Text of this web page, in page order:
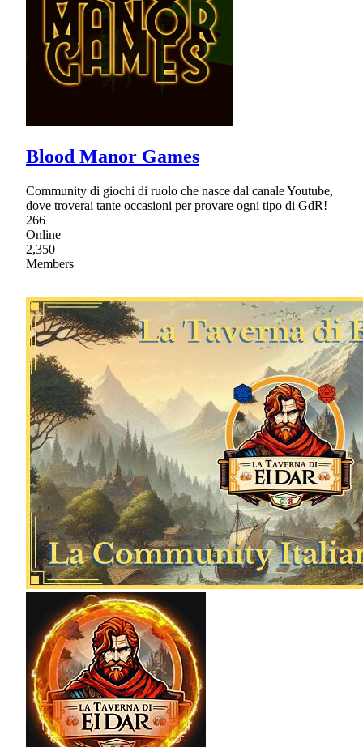
Blood Manor Games
Community di giochi di ruolo che nasce dal canale Youtube,
dove troverai tante occasioni per provare ogni tipo di GdR!
266
Online
2,350
Members